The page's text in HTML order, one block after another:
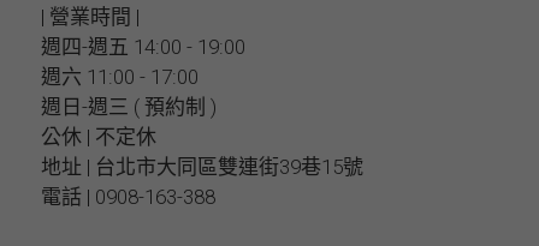
| 營業時間 |
週四-週五 14:00 - 19:00
週六 11:00 - 17:00
週日-週三 ( 預約制 )
公休 | 不定休
地址 | 台北市大同區雙連街39巷15號
電話 | 0908-163-388